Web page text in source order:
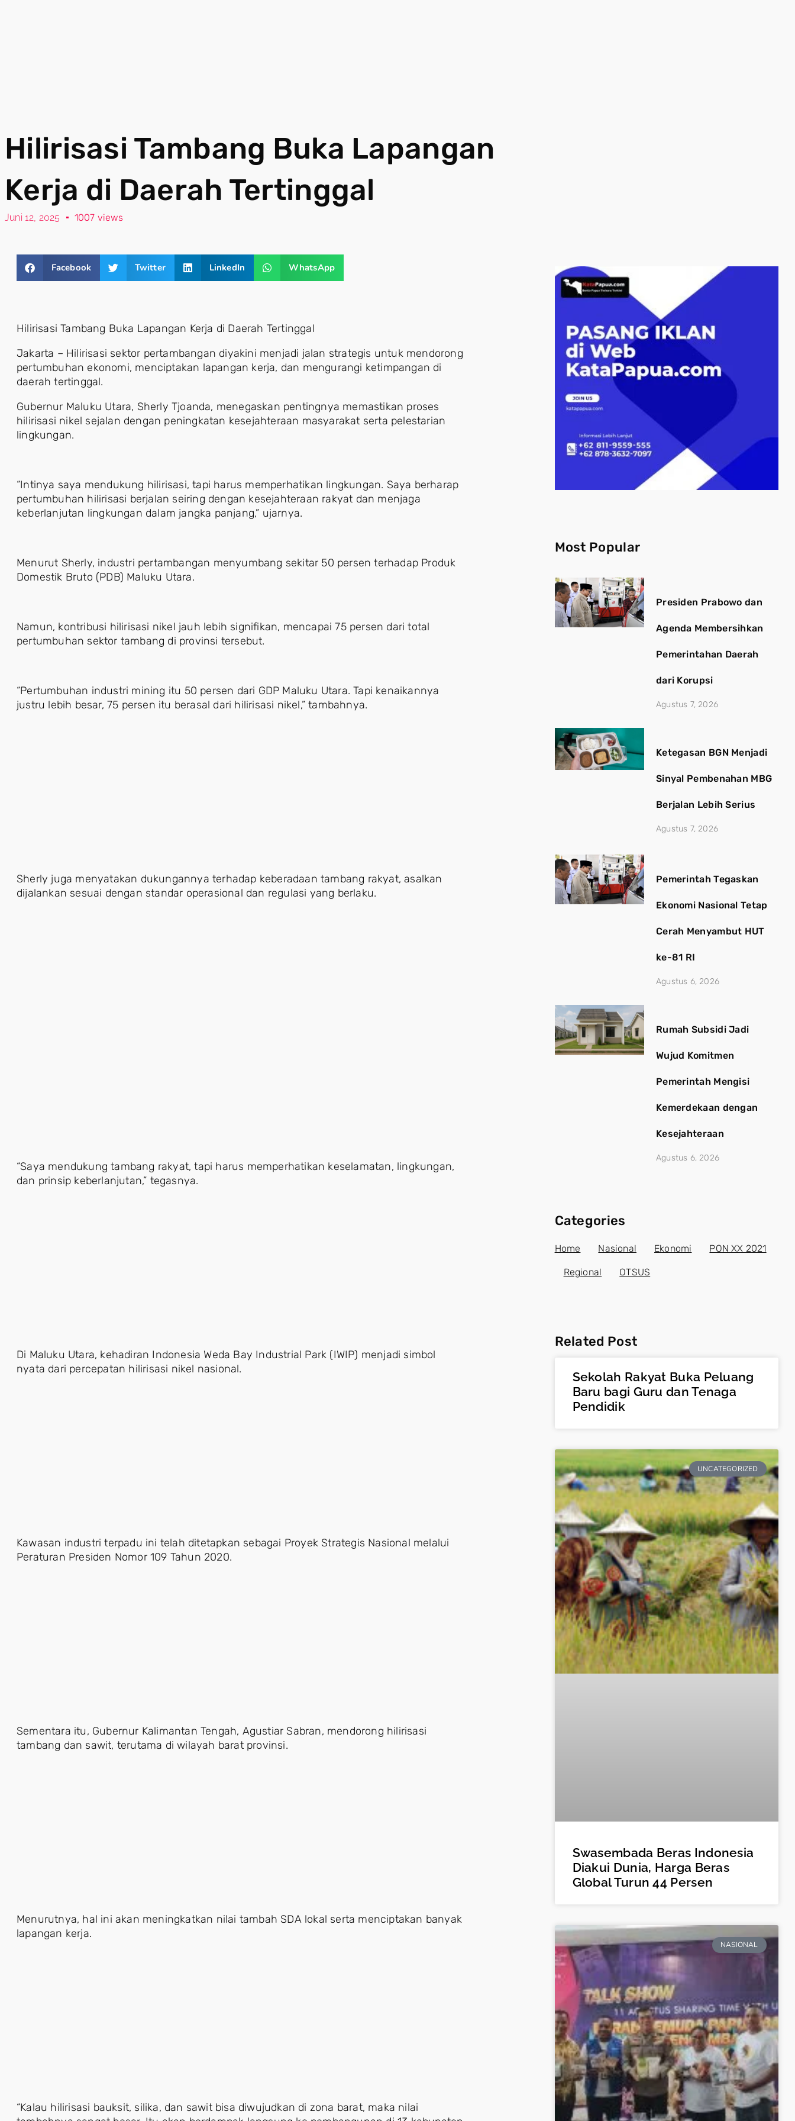
Hilirisasi Tambang Buka Lapangan
Kerja di Daerah Tertinggal
Juni 12, 2025 1007 views
Facebook Twitter LinkedIn WhatsApp
Hilirisasi Tambang Buka Lapangan Kerja di Daerah Tertinggal
Jakarta – Hilirisasi sektor pertambangan diyakini menjadi jalan strategis untuk mendorong
pertumbuhan ekonomi, menciptakan lapangan kerja, dan mengurangi ketimpangan di
daerah tertinggal.
Gubernur Maluku Utara, Sherly Tjoanda, menegaskan pentingnya memastikan proses
hilirisasi nikel sejalan dengan peningkatan kesejahteraan masyarakat serta pelestarian
lingkungan.
“Intinya saya mendukung hilirisasi, tapi harus memperhatikan lingkungan. Saya berharap
pertumbuhan hilirisasi berjalan seiring dengan kesejahteraan rakyat dan menjaga
keberlanjutan lingkungan dalam jangka panjang,” ujarnya.
Menurut Sherly, industri pertambangan menyumbang sekitar 50 persen terhadap Produk
Domestik Bruto (PDB) Maluku Utara.
Namun, kontribusi hilirisasi nikel jauh lebih signifikan, mencapai 75 persen dari total
pertumbuhan sektor tambang di provinsi tersebut.
“Pertumbuhan industri mining itu 50 persen dari GDP Maluku Utara. Tapi kenaikannya
justru lebih besar, 75 persen itu berasal dari hilirisasi nikel,” tambahnya.
Sherly juga menyatakan dukungannya terhadap keberadaan tambang rakyat, asalkan
dijalankan sesuai dengan standar operasional dan regulasi yang berlaku.
“Saya mendukung tambang rakyat, tapi harus memperhatikan keselamatan, lingkungan,
dan prinsip keberlanjutan,” tegasnya.
Di Maluku Utara, kehadiran Indonesia Weda Bay Industrial Park (IWIP) menjadi simbol
nyata dari percepatan hilirisasi nikel nasional.
Kawasan industri terpadu ini telah ditetapkan sebagai Proyek Strategis Nasional melalui
Peraturan Presiden Nomor 109 Tahun 2020.
Sementara itu, Gubernur Kalimantan Tengah, Agustiar Sabran, mendorong hilirisasi
tambang dan sawit, terutama di wilayah barat provinsi.
Menurutnya, hal ini akan meningkatkan nilai tambah SDA lokal serta menciptakan banyak
lapangan kerja.
“Kalau hilirisasi bauksit, silika, dan sawit bisa diwujudkan di zona barat, maka nilai
Most Popular
Presiden Prabowo dan
Agenda Membersihkan
Pemerintahan Daerah
dari Korupsi
Agustus 7, 2026
Ketegasan BGN Menjadi
Sinyal Pembenahan MBG
Berjalan Lebih Serius
Agustus 7, 2026
Pemerintah Tegaskan
Ekonomi Nasional Tetap
Cerah Menyambut HUT
ke-81 RI
Agustus 6, 2026
Rumah Subsidi Jadi
Wujud Komitmen
Pemerintah Mengisi
Kemerdekaan dengan
Kesejahteraan
Agustus 6, 2026
Categories
Home Nasional Ekonomi PON XX 2021
Regional OTSUS
Related Post
Sekolah Rakyat Buka Peluang
Baru bagi Guru dan Tenaga
Pendidik
UNCATEGORIZED
Swasembada Beras Indonesia
Diakui Dunia, Harga Beras
Global Turun 44 Persen
NASIONAL